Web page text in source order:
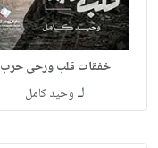
خفقات قلب ورحى حرب
لـ وحيد كامل